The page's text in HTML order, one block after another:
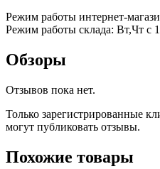
Режим работы интернет-
Режим работы склада: Вт,Чт с
Обзоры
Отзывов пока нет.
Только зарегистрированные
могут публиковать отзывы.
Похожие товары